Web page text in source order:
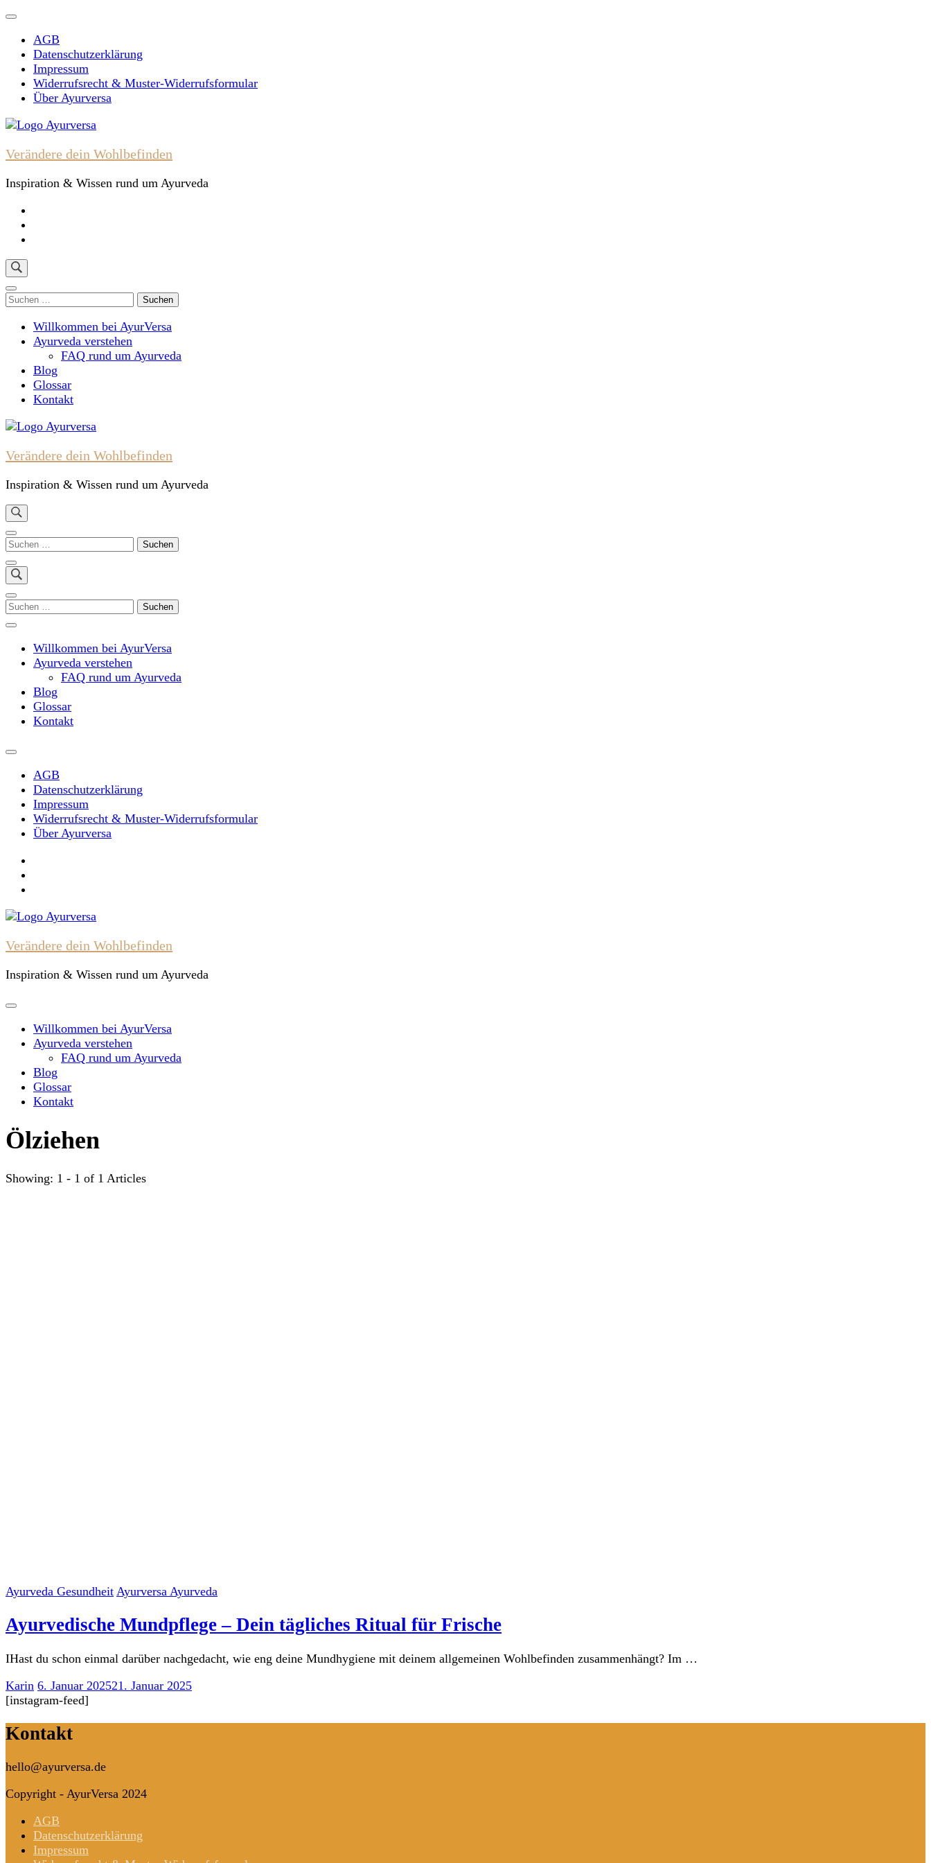
Skip
content
(Press
Enter)
AGB
Datenschutzerklärung
Impressum
Widerrufsrecht & Muster-Widerrufsformular
Über Ayurversa
Verändere dein Wohlbefinden
Inspiration & Wissen rund um Ayurveda
Suchen
Willkommen bei AyurVersa
Ayurveda verstehen
FAQ rund um Ayurveda
Blog
Glossar
Kontakt
Verändere dein Wohlbefinden
Inspiration & Wissen rund um Ayurveda
Suchen
nach:
Suchen
Willkommen bei AyurVersa
Ayurveda verstehen
FAQ rund um Ayurveda
Blog
Glossar
Kontakt
AGB
Datenschutzerklärung
Impressum
Widerrufsrecht & Muster-Widerrufsformular
Über Ayurversa
Verändere dein Wohlbefinden
Inspiration & Wissen rund um Ayurveda
Willkommen bei AyurVersa
Ayurveda verstehen
FAQ rund um Ayurveda
Blog
Glossar
Kontakt
Ölziehen
Showing: 1 - 1 of 1 Articles
Ayurveda Gesundheit Ayurversa Ayurveda
Ayurvedische Mundpflege – Dein tägliches Ritual für Frische
IHast du schon einmal darüber nachgedacht, wie eng deine Mundhygiene mit deinem allgemeinen Wohlbefinden zusammenhängt? Im …
Karin 6. Januar 202521. Januar 2025
[instagram-feed]
Kontakt
hello@ayurversa.de
Copyright - AyurVersa 2024
AGB
Datenschutzerklärung
Impressum